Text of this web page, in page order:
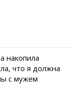
накопила
что я должна
с мужем